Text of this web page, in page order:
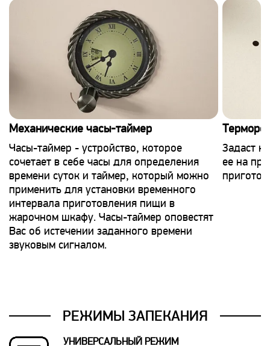
Механические часы-таймер
Часы-таймер - устройство, которое
сочетает в себе часы для определения
времени суток и таймер, который можно
применить для установки временного
интервала приготовления пищи в
жарочном шкафу. Часы-таймер оповестят
Вас об истечении заданного времени
звуковым сигналом.
Задаст
ее на
РЕЖИМЫ ЗАПЕКАНИЯ
УНИВЕРСАЛЬНЫЙ РЕЖИМ